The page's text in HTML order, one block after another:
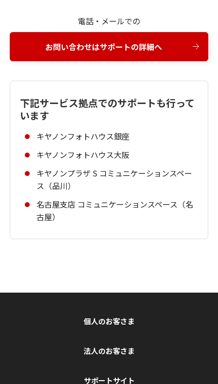
電話・メールでの
お問い合わせはサポートの詳細へ
下記サービス拠点でのサポートも行って
います
キヤノンフォトハウス銀座
キヤノンフォトハウス大阪
キヤノンプラザ S コミュニケーションスペー
ス（品川）
名古屋支店 コミュニケーションスペース（名
古屋）
個人のお客さま
法人のお客さま
サポートサイト